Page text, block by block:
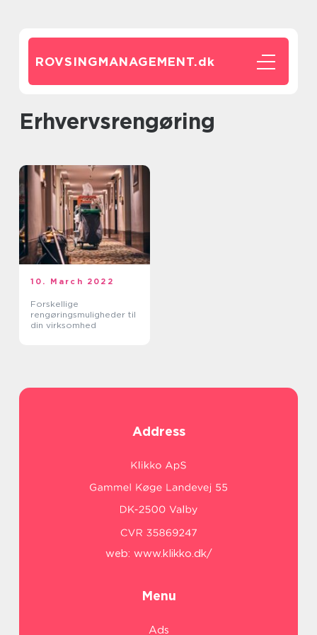
ROVSINGMANAGEMENT.dk
erhvervsrengøring
10. March 2022
Forskellige
rengøringsmuligheder til
din virksomhed
Address
web: www.klikko.dk/
Menu
Ads